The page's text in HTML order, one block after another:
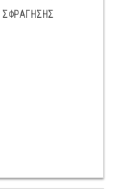
ΣΦΡΑΓΗΣΗΣ